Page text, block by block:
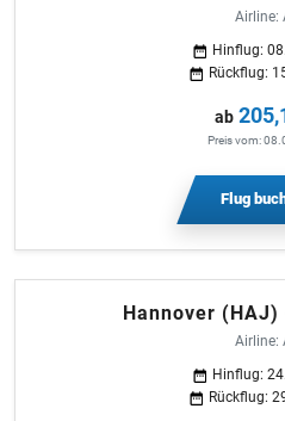
Airline:
Hinflug:
Rückflug:
ab
Preis vom:
Flug
Hannover (HAJ)
Airline:
Hinflug:
Rückflug: